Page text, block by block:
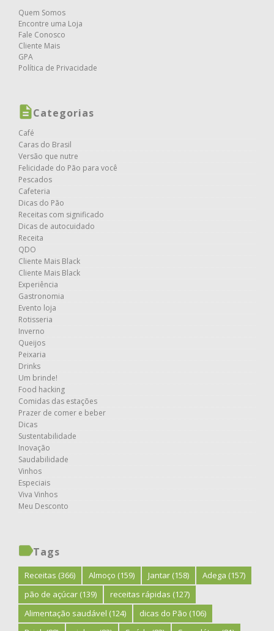
Quem Somos
Encontre uma Loja
Fale Conosco
Cliente Mais
GPA
Política de Privacidade
Categorias
Café
Caras do Brasil
Versão que nutre
Felicidade do Pão para você
Pescados
Cafeteria
Dicas do Pão
Receitas com significado
Dicas de autocuidado
Receita
QDO
Cliente Mais Black
Cliente Mais Black
Experiência
Gastronomia
Evento loja
Rotisseria
Inverno
Queijos
Peixaria
Drinks
Um brinde!
Food hacking
Comidas das estações
Prazer de comer e beber
Dicas
Sustentabilidade
Inovação
Saudabilidade
Vinhos
Especiais
Viva Vinhos
Meu Desconto
Tags
Receitas (366) Almoço (159) Jantar (158) Adega (157)
pão de açúcar (139) receitas rápidas (127)
Alimentação saudável (124) dicas do Pão (106)